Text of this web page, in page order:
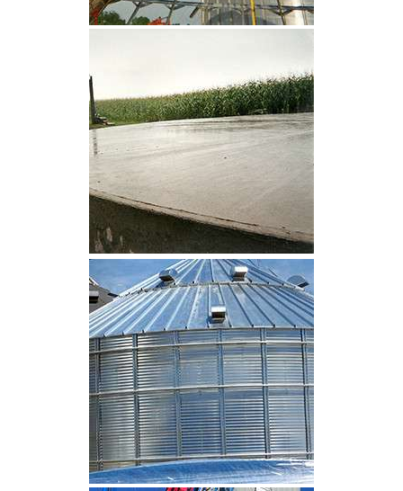
CLIQUEZ POUR AGRANDIR
CLIQUEZ POUR AGRANDIR
CLIQUEZ POUR AGRANDIR